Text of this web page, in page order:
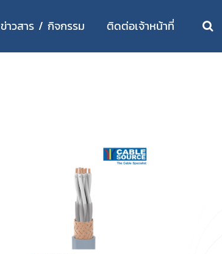
ข่าวสาร / กิจกรรม ติดต่อเจ้าหน้าที่